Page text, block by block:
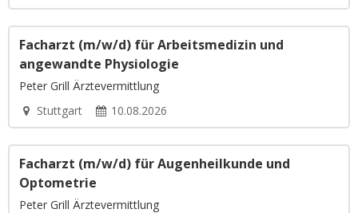
Facharzt (m/w/d) für Arbeitsmedizin und
angewandte Physiologie
Peter Grill Ärztevermittlung
Stuttgart
10.08.2026
Facharzt (m/w/d) für Augenheilkunde und
Optometrie
Peter Grill Ärztevermittlung